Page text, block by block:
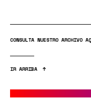
CONSULTA NUESTRO ARCHIVO
IR ARRIBA